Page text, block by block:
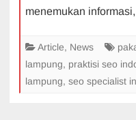
menemukan
Article, News
lampung, praktisi seo
lampung, seo specialist